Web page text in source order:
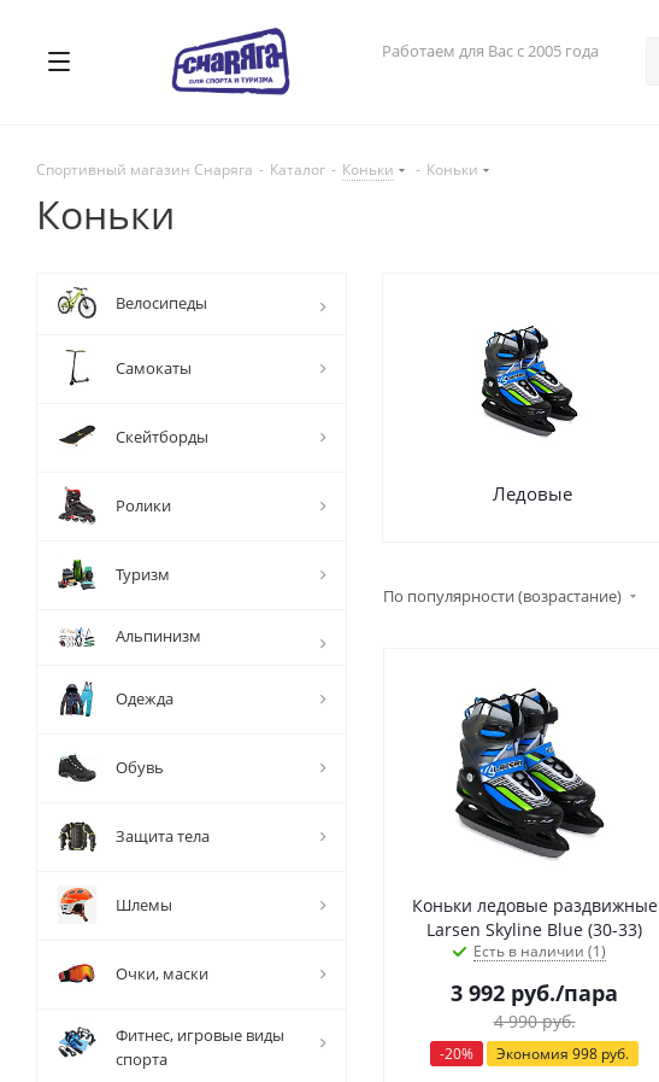
Работаем для Вас с 2005 года
Спортивный магазин Снаряга - Каталог - Коньки - Коньки
Коньки
Ледовые
По популярности (возрастание)
Коньки ледовые раздвижные
Larsen Skyline Blue (30-33)
Есть в наличии (1)
3 992 руб./пара
4 990руб.
-20% Экономия 998 руб.
Велосипеды
Самокаты
Скейтборды
Ролики
Туризм
Альпинизм
Одежда
Обувь
Защита тела
Шлемы
Очки, маски
Фитнес, игровые виды
спорта